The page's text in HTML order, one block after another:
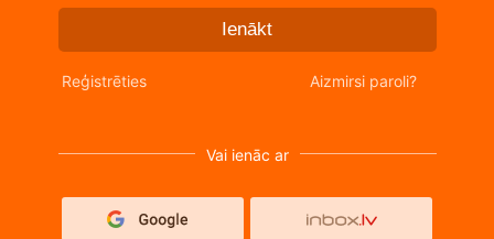
Ienākt
Reģistrēties Aizmirsi paroli?
Vai ienāc ar